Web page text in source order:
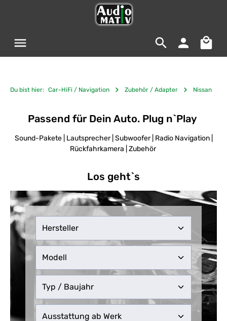
Du bist hier: Car-HiFi / Navigation Zubehör / Adapter Nissan
Passend für Dein Auto. Plug n`Play
Sound-Pakete | Lautsprecher | Subwoofer | Radio Navigation |
Rückfahrkamera | Zubehör
Los geht`s